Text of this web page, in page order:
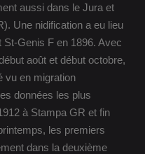
aussi dans le Jura et
Une nidification a eu lieu
Genis F en 1896. Avec
août et début octobre,
vu en migration
données les plus
à Stampa GR et fin
les premiers
dans la deuxième